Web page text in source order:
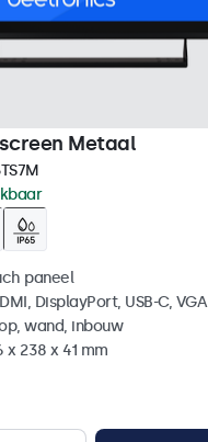
Metaal
paneel
DisplayPort, USB-C, VGA
wand, inbouw
238 x 41 mm